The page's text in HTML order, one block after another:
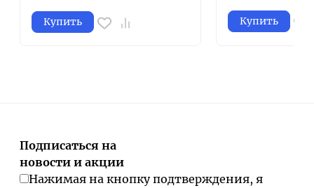
Купить Купить
Подписаться на
новости и акции
Нажимая на кнопку подтверждения, я